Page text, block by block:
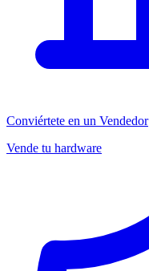
Conviértete en un Vendedor
Vende tu hardware